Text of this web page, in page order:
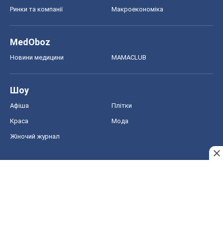
Ринки та компанії Макроекономіка
MedOboz
Новини медицини MAMACLUB
Шоу
Афіша Плітки
Краса Мода
Жіночий журнал